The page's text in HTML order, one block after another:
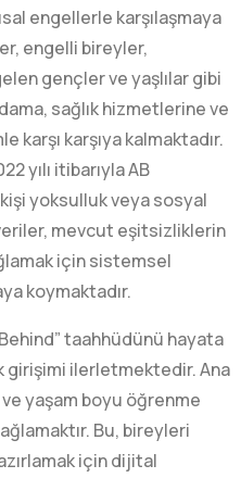
engellerle karşılaşmaya
engelli bireyler,
gençler ve yaşlılar gibi
sağlık hizmetlerine ve
karşı karşıya kalmaktadır.
yılı itibarıyla AB
yoksulluk veya sosyal
mevcut eşitsizliklerin
için sistemsel
koymaktadır.
Behind” taahhüdünü hayata
ilerletmektedir. Ana
yaşam boyu öğrenme
Bu, bireyleri
için dijital